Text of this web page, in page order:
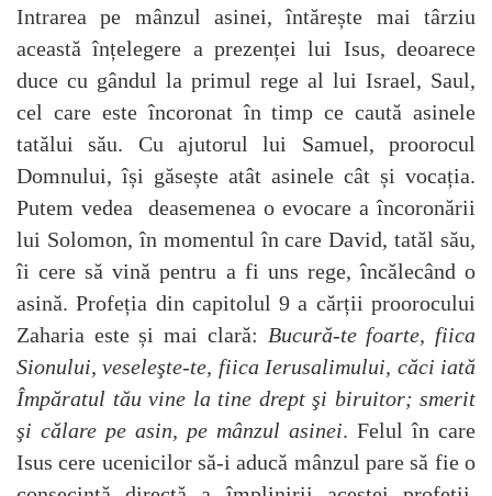
Intrarea pe mânzul asinei, întărește mai târziu
această înțelegere a prezenței lui Isus, deoarece
duce cu gândul la primul rege al lui Israel, Saul,
cel care este încoronat în timp ce caută asinele
tatălui său. Cu ajutorul lui Samuel, proorocul
Domnului, își găsește atât asinele cât și vocația.
Putem vedea deasemenea o evocare a încoronării
lui Solomon, în momentul în care David, tatăl său,
îi cere să vină pentru a fi uns rege, încălecând o
asină. Profeția din capitolul 9 a cărții proorocului
Zaharia este și mai clară: Bucură-te foarte, fiica
Sionului, veseleşte-te, fiica Ierusalimului, căci iată
Împăratul tău vine la tine drept şi biruitor; smerit
şi călare pe asin, pe mânzul asinei. Felul în care
Isus cere ucenicilor să-i aducă mânzul pare să fie o